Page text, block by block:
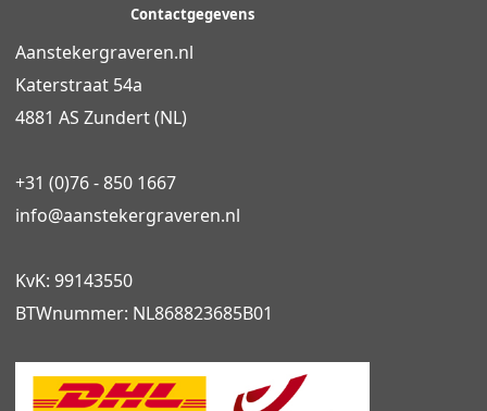
Contactgegevens
Aanstekergraveren.nl
Katerstraat 54a
4881 AS Zundert (NL)
+31 (0)76 - 850 1667
info@aanstekergraveren.nl
KvK: 99143550
BTWnummer: NL868823685B01